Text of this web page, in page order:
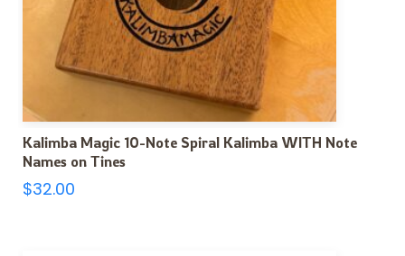
Kalimba Magic 10-Note Spiral Kalimba WITH Note
Names on Tines
$32.00